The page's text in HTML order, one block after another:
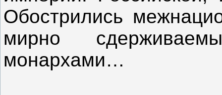
Обострились
мирно
монархами…